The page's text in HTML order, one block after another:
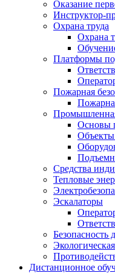
Оказание
Инструктор-
Охрана труда
Охрана
Платформы
Пожарная
Основы
Объекты
Средства
Тепловые
Эскалаторы
Безопасность
Дистанционное